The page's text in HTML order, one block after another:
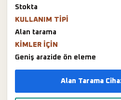
Stokta
KULLANIM TIPI
Alan tarama
KIMLER IÇIN
Geniş arazide ön eleme
Alan Tarama